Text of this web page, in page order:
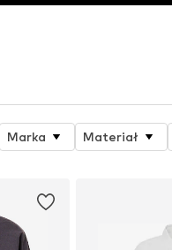
Marka Materiał